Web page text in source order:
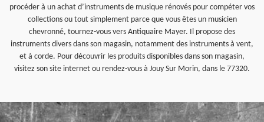
procéder à un achat d’instruments de musique rénovés pour compéter vos
collections ou tout simplement parce que vous êtes un musicien
chevronné, tournez-vous vers Antiquaire Mayer. Il propose des
instruments divers dans son magasin, notamment des instruments à vent,
et à corde. Pour découvrir les produits disponibles dans son magasin,
visitez son site internet ou rendez-vous à Jouy Sur Morin, dans le 77320.